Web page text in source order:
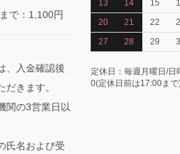
で：1,100円
、入金確認後
きます。
関の3営業日以
氏名および受
13
14 15
20
21 22
27
28 29
定休日：毎週月曜日/
0(定休日前は17:00まで